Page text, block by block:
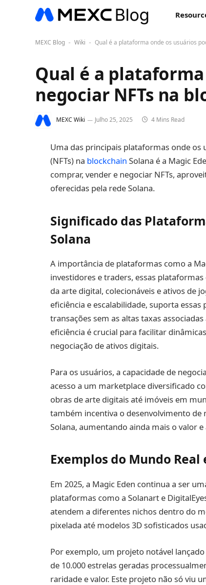
MEXC Blog - Wiki - Qual é a plataforma onde os usuários
Qual é a
negociar NFTs na
MEXC Wiki Julho 25, 2025 4 Mins Read
Uma das principais plataformas onde os
(NFTs) na blockchain Solana é a Magic
comprar, vender e negociar NFTs,
oferecidas pela rede Solana.
Significado das
Solana
A importância de plataformas como a
investidores e traders, essas
da arte digital, colecionáveis e ativos de
eficiência e escalabilidade, suporta
transações sem as altas taxas
eficiência é crucial para facilitar
negociação de ativos digitais.
Para os usuários, a capacidade de
acesso a um marketplace diversificado
obras de arte digitais até imóveis em
também incentiva o desenvolvimento de
Solana, aumentando ainda mais o valor e
Exemplos do Mundo Real
Em 2025, a Magic Eden continua a ser
plataformas como a Solanart e
atendem a diferentes nichos dentro do
pixelada até modelos 3D sofisticados
Por exemplo, um projeto notável lançado
de 10.000 estrelas geradas
raridade e valor. Este projeto não só viu